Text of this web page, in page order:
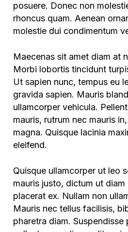
posuere. Donec non
rhoncus quam. Aenean
molestie dui condimentum
Maecenas sit amet diam at
Morbi lobortis tincidunt
Ut sapien nunc, tempus eu
gravida sapien. Mauris
ullamcorper vehicula.
mauris, rutrum nec mauris
magna. Quisque lacinia
eleifend.
Quisque ullamcorper ut leo
mauris justo, dictum ut
placerat ex. Nullam non
Mauris nec tellus facilisis,
pharetra diam.